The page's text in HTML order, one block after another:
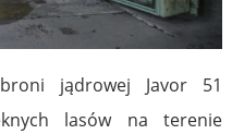
jądrowej Javor 51
lasów na terenie